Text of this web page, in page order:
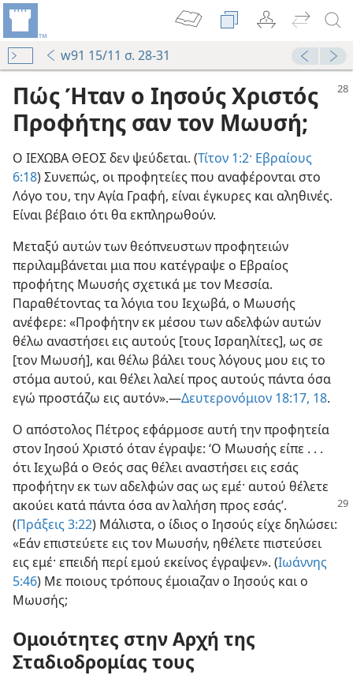
w91 15/11 σ. 28-31
Πώς Ήταν ο Ιησούς Χριστός
Προφήτης σαν τον Μωυσή;
Ο ΙΕΧΩΒΑ ΘΕΟΣ δεν ψεύδεται. (Τίτον 1:2· Εβραίους
6:18) Συνεπώς, οι προφητείες που αναφέρονται στο
Λόγο του, την Αγία Γραφή, είναι έγκυρες και αληθινές.
Είναι βέβαιο ότι θα εκπληρωθούν.
Μεταξύ αυτών των θεόπνευστων προφητειών
περιλαμβάνεται μια που κατέγραψε ο Εβραίος
προφήτης Μωυσής σχετικά με τον Μεσσία.
Παραθέτοντας τα λόγια του Ιεχωβά, ο Μωυσής
ανέφερε: «Προφήτην εκ μέσου των αδελφών αυτών
θέλω αναστήσει εις αυτούς [τους Ισραηλίτες], ως σε
[τον Μωυσή], και θέλω βάλει τους λόγους μου εις το
στόμα αυτού, και θέλει λαλεί προς αυτούς πάντα όσα
εγώ προστάζω εις αυτόν».—Δευτερονόμιον 18:17, 18.
Ο απόστολος Πέτρος εφάρμοσε αυτή την προφητεία
στον Ιησού Χριστό όταν έγραψε: ‘Ο Μωυσής είπε . . .
ότι Ιεχωβά ο Θεός σας θέλει αναστήσει εις εσάς
προφήτην εκ των αδελφών σας ως εμέ· αυτού θέλετε
ακούει κατά πάντα όσα αν λαλήση προς εσάς’.
(Πράξεις 3:22) Μάλιστα, ο ίδιος ο Ιησούς είχε δηλώσει:
«Εάν επιστεύετε εις τον Μωυσήν, ηθέλετε πιστεύσει
εις εμέ· επειδή περί εμού εκείνος έγραψεν». (Ιωάννης
5:46) Με ποιους τρόπους έμοιαζαν ο Ιησούς και ο
Μωυσής;
Ομοιότητες στην Αρχή της
Σταδιοδρομίας τους